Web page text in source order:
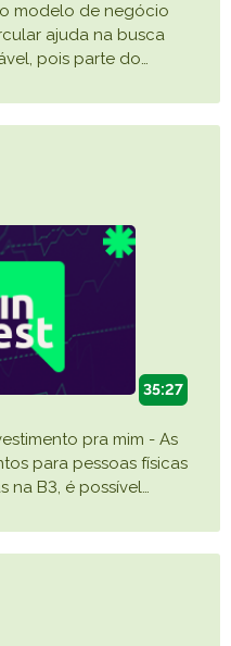
modelo de negócio
ajuda na busca
pois parte do…
35:27
pra mim - As
para pessoas físicas
na B3, é possível…